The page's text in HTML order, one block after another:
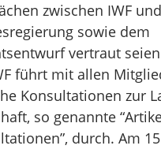
zwischen IWF
sowie dem
vertraut
führt mit allen
Konsultationen zur
so genannte
durch. Am